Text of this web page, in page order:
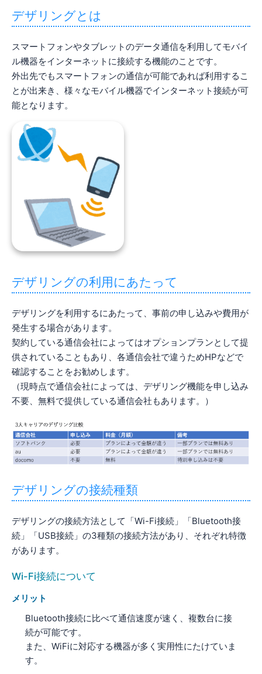
デザリングとは
スマートフォンやタブレットのデータ通信を利用してモバイ
ル機器をインターネットに接続する機能のことです。
外出先でもスマートフォンの通信が可能であれば利用するこ
とが出来き、様々なモバイル機器でインターネット接続が可
能となります。
デザリングの利用にあたって
デザリングを利用するにあたって、事前の申し込みや費用が
発生する場合があります。
契約している通信会社によってはオプションプランとして提
供されていることもあり、各通信会社で違うためHPなどで
確認することをお勧めします。
（現時点で通信会社によっては、デザリング機能を申し込み
不要、無料で提供している通信会社もあります。）
デザリングの接続種類
デザリングの接続方法として「Wi-Fi接続」「Bluetooth接
続」「USB接続」の3種類の接続方法があり、それぞれ特徴
があります。
Wi-Fi接続について
メリット
Bluetooth接続に比べて通信速度が速く、複数台に接
続が可能です。
また、WiFiに対応する機器が多く実用性にたけていま
す。